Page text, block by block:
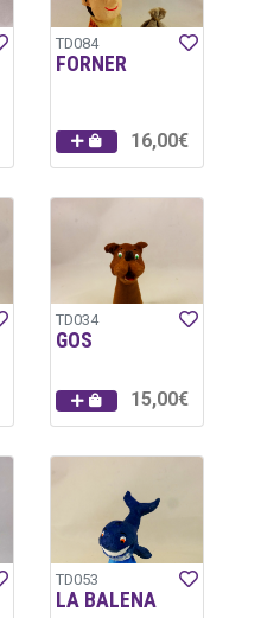
TD084
FORNER
16,00€
TD034
GOS
15,00€
TD053
LA BALENA